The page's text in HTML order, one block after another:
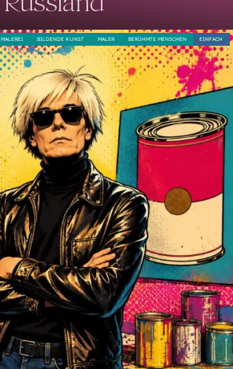
EINFACH
BERÜHMTE MENSCHEN
MALER
BILDENDE KUNST
MALEREI